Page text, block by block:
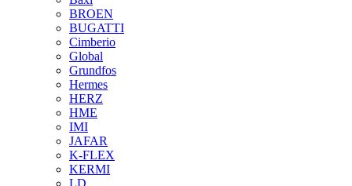
BROEN
BUGATTI
Cimberio
Global
Grundfos
Hermes
HERZ
HME
IMI
JAFAR
K-FLEX
KERMI
LD